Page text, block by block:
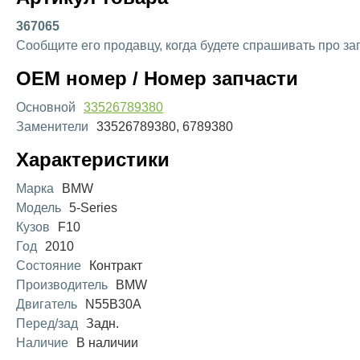
367065
Сообщите его продавцу, когда будете спрашивать про
OEM номер / Номер запчасти
Основной
33526789380
Заменители
33526789380, 6789380
Характеристики
Марка
BMW
Модель 5-Series
Кузов
F10
Год
2010
Состояние
Контракт
Производитель
BMW
Двигатель
N55B30A
Перед/зад
Задн.
Наличие
В наличии